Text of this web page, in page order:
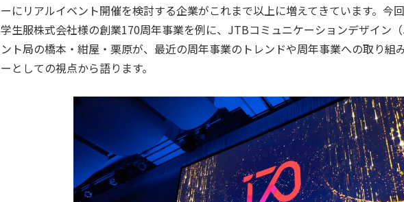
ーにリアルイベント開催を検討する企業がこれまで以上に増えてきています。今
学生服株式会社様の創業170周年事業を例に、JTBコミュニケーションデザイン
ント局の橋本・紺屋・栗原が、最近の周年事業のトレンドや周年事業への取り組
ーとしての視点から語ります。